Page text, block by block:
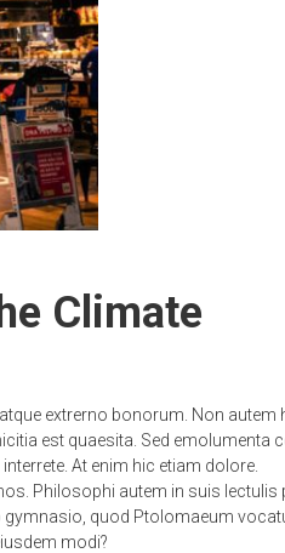
Climate
extrerno bonorum. Non autem
est quaesita. Sed emolumenta
At enim hic etiam dolore.
Philosophi autem in suis lectulis
quod Ptolomaeum
modi?